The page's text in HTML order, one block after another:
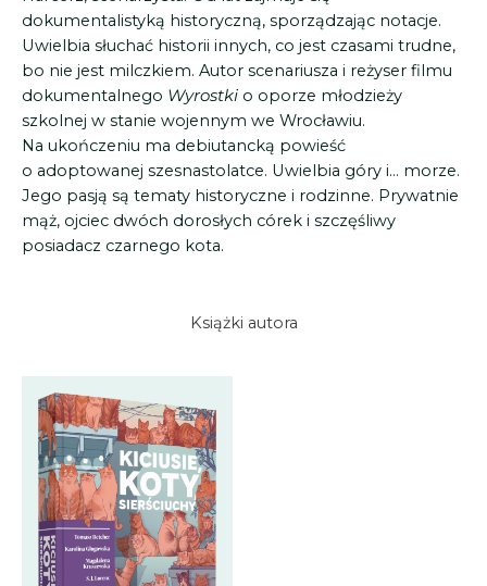
dokumentalistyką historyczną, sporządzając notacje.
Uwielbia słuchać historii innych, co jest czasami trudne,
bo nie jest milczkiem. Autor scenariusza i reżyser filmu
dokumentalnego Wyrostki o oporze młodzieży
szkolnej w stanie wojennym we Wrocławiu.
Na ukończeniu ma debiutancką powieść
o adoptowanej szesnastolatce. Uwielbia góry i… morze.
Jego pasją są tematy historyczne i rodzinne. Prywatnie
mąż, ojciec dwóch dorosłych córek i szczęśliwy
posiadacz czarnego kota.
Książki autora